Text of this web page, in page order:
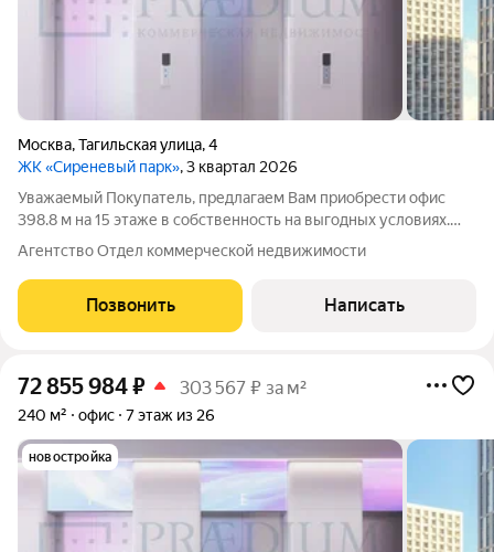
Москва,Тагильская улица,4
ЖК «Сиреневый парк», 3 квартал 2026
Уважаемый Покупатель, предлагаем Вам приобрести офис
398.8 м на 15 этаже в собственность на выгодных условиях.
Приточно-вытяжная вентиляция. Центральное
кондиционирование. Пожарная сигнализация. Интернет,
телефония. Охрана. Видеонаблюдение. Система
Агентство Отдел коммерческой недвижимости
Позвонить Написать
72 855 984₽ 303 567 ₽ за м²
240 м² офис 7 этаж из 26
новостройка